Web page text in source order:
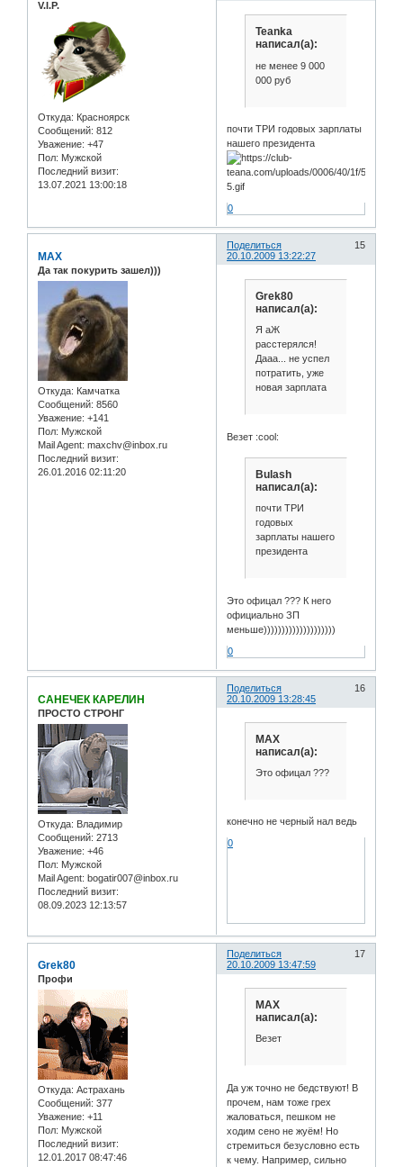
V.I.P.
Откуда: Красноярск
Сообщений: 812
Уважение: +47
Пол: Мужской
Последний визит:
13.07.2021 13:00:18
Teanka
написал(а):
не менее 9 000
000 руб
почти ТРИ годовых зарплаты
нашего президента
0
Поделиться
15
20.10.2009 13:22:27
MAX
Да так покурить зашел)))
Откуда: Камчатка
Сообщений: 8560
Уважение: +141
Пол: Мужской
Mail Agent: maxchv@inbox.ru
Последний визит:
26.01.2016 02:11:20
Grek80
написал(а):
Я аЖ
расстерялся!
Дааа... не успел
потратить, уже
новая зарплата
Везет :cool:
Bulash
написал(а):
почти ТРИ
годовых
зарплаты нашего
президента
Это офицал ??? К него
официально ЗП
меньше))))))))))))))))))))
0
Поделиться
16
20.10.2009 13:28:45
САНЕЧЕК КАРЕЛИН
ПРОСТО СТРОНГ
Откуда: Владимир
Сообщений: 2713
Уважение: +46
Пол: Мужской
Mail Agent: bogatir007@inbox.ru
Последний визит:
08.09.2023 12:13:57
MAX
написал(а):
Это офицал ???
конечно не черный нал ведь
0
Поделиться
17
20.10.2009 13:47:59
Grek80
Профи
Откуда: Астрахань
Сообщений: 377
Уважение: +11
Пол: Мужской
Последний визит:
12.01.2017 08:47:46
MAX
написал(а):
Везет
Да уж точно не бедствуют! В
прочем, нам тоже грех
жаловаться, пешком не
ходим сено не жуём! Но
стремиться безусловно есть
к чему. Например, сильно